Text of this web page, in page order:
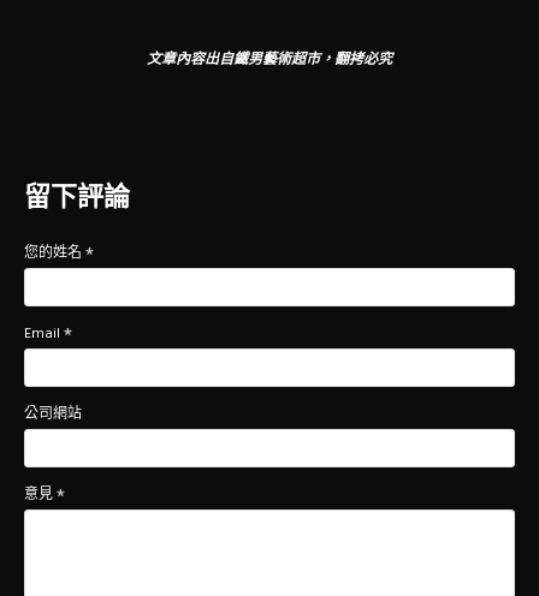
文章內容出自鐵男藝術超市，翻拷必究
留下評論
您的姓名
Email
公司網站
意見